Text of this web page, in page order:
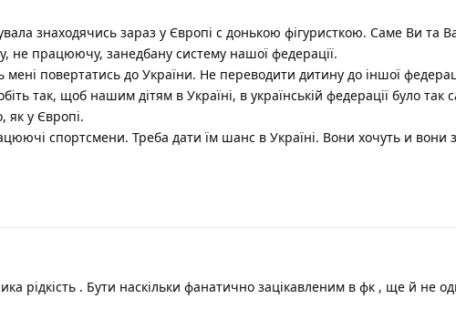
знаходячись зараз у Європі с донькою фігуристкою. Саме Ви та
не працюючу, занедбану систему нашої федерації.
мені повертатись до України. Не переводити дитину до іншої
так, щоб нашим дітям в Україні, в українській федерації було так
як у Європі.
спортсмени. Треба дати їм шанс в Україні. Вони хочуть и вони
рідкість . Бути наскільки фанатично зацікавленим в фк , ще й не